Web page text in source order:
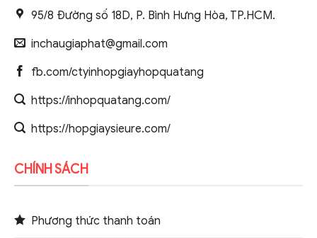
95/8 Đường số 18D, P. Bình Hưng Hòa, TP.HCM.
inchaugiaphat@gmail.com
fb.com/ctyinhopgiayhopquatang
https://inhopquatang.com/
https://hopgiaysieure.com/
CHÍNH SÁCH
Phương thức thanh toán